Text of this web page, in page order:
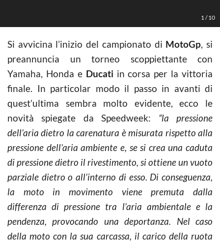
1 /10
Si avvicina l’inizio del campionato di MotoGp, si
preannuncia un torneo scoppiettante con
Yamaha, Honda e Ducati in corsa per la vittoria
finale. In particolar modo il passo in avanti di
quest’ultima sembra molto evidente, ecco le
novità spiegate da Speedweek: “la pressione
dell’aria dietro la carenatura è misurata rispetto alla
pressione dell’aria ambiente e, se si crea una caduta
di pressione dietro il rivestimento, si ottiene un vuoto
parziale dietro o all’interno di esso. Di conseguenza,
la moto in movimento viene premuta dalla
differenza di pressione tra l’aria ambientale e la
pendenza, provocando una deportanza. Nel caso
della moto con la sua carcassa, il carico della ruota